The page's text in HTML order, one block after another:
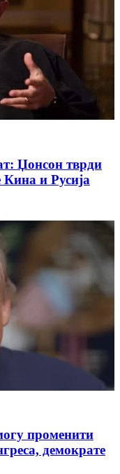
Џонсон тврди
Кина и Русија
променити
демократе